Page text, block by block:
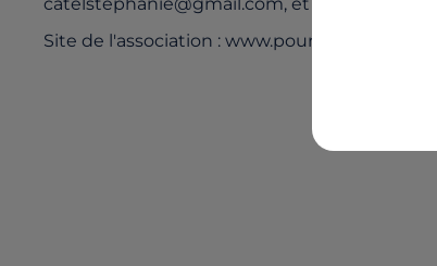
Site de l'association : www.pourmarine.org